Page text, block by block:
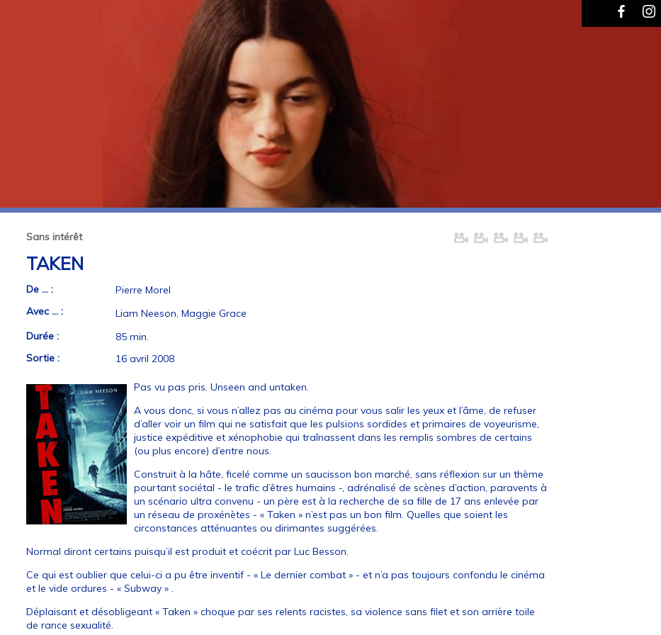
Sans intérêt
TAKEN
De ... :
Pierre Morel
Avec ... :
Liam Neeson, Maggie Grace
Durée :
85 min.
Sortie :
16 avril 2008
Pas vu pas pris. Unseen and untaken.
A vous donc, si vous n’allez pas au cinéma pour vous salir les yeux et l’âme, de refuser
d’aller voir un film qui ne satisfait que les pulsions sordides et primaires de voyeurisme,
justice expéditive et xénophobie qui traînassent dans les remplis sombres de certains
(ou plus encore) d’entre nous.
Construit à la hâte, ficelé comme un saucisson bon marché, sans réflexion sur un thème
pourtant sociétal - le trafic d’êtres humains -, adrénalisé de scènes d’action, paravents à
un scénario ultra convenu - un père est à la recherche de sa fille de 17 ans enlevée par
un réseau de proxénètes - « Taken » n’est pas un bon film. Quelles que soient les
circonstances atténuantes ou dirimantes suggérées.
Normal diront certains puisqu’il est produit et coécrit par Luc Besson.
Ce qui est oublier que celui-ci a pu être inventif - « Le dernier combat » - et n’a pas toujours confondu le cinéma
et le vide ordures - « Subway » .
Déplaisant et désobligeant « Taken » choque par ses relents racistes, sa violence sans filet et son arrière toile
de rance sexualité.